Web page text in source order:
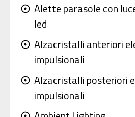
adjust Alette parasole con
led
adjust Alzacristalli anteriori
impulsionali
adjust Alzacristalli posteriori
impulsionali